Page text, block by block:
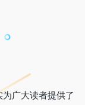
广大读者提供了